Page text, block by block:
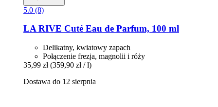
5.0 (8)
LA RIVE Cuté Eau de Parfum, 100 ml
Delikatny, kwiatowy zapach
Połączenie frezja, magnolii i róży
35,99 zł (359,90 zł / l)
Dostawa do 12 sierpnia